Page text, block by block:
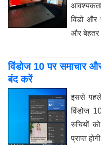
विंडो और
और बेहतर
विंडोज 10 पर समाचार
बंद करें
इससे पहले
विंडोज
रुचियों
प्राप्त